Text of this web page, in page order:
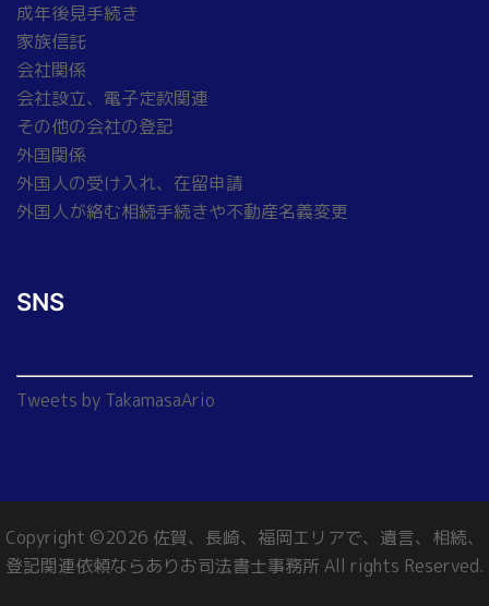
成年後見手続き
家族信託
会社関係
会社設立、電子定款関連
その他の会社の登記
外国関係
外国人の受け入れ、在留申請
外国人が絡む相続手続きや不動産名義変更
SNS
Tweets by TakamasaArio
Copyright ©2026 佐賀、長崎、福岡エリアで、遺言、相続、
登記関連依頼ならありお司法書士事務所 All rights Reserved.